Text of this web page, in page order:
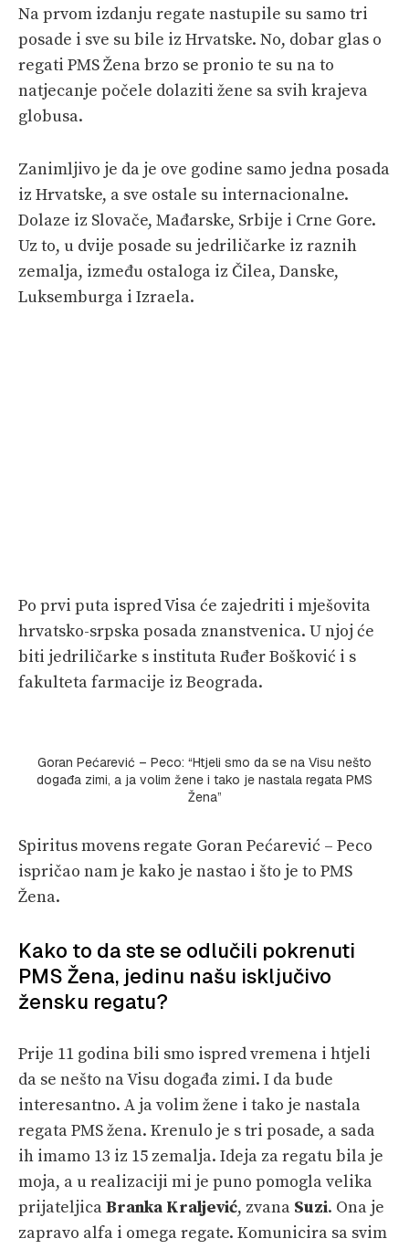
Na prvom izdanju regate nastupile su samo tri
posade i sve su bile iz Hrvatske. No, dobar glas o
regati PMS Žena brzo se pronio te su na to
natjecanje počele dolaziti žene sa svih krajeva
globusa.
Zanimljivo je da je ove godine samo jedna posada
iz Hrvatske, a sve ostale su internacionalne.
Dolaze iz Slovače, Mađarske, Srbije i Crne Gore.
Uz to, u dvije posade su jedriličarke iz raznih
zemalja, između ostaloga iz Čilea, Danske,
Luksemburga i Izraela.
Po prvi puta ispred Visa će zajedriti i mješovita
hrvatsko-srpska posada znanstvenica. U njoj će
biti jedriličarke s instituta Ruđer Bošković i s
fakulteta farmacije iz Beograda.
Goran Pećarević – Peco: “Htjeli smo da se na Visu nešto
događa zimi, a ja volim žene i tako je nastala regata PMS
Žena”
Spiritus movens regate Goran Pećarević – Peco
ispričao nam je kako je nastao i što je to PMS
Žena.
Kako to da ste se odlučili pokrenuti
PMS Žena, jedinu našu isključivo
žensku regatu?
Prije 11 godina bili smo ispred vremena i htjeli
da se nešto na Visu događa zimi. I da bude
interesantno. A ja volim žene i tako je nastala
regata PMS žena. Krenulo je s tri posade, a sada
ih imamo 13 iz 15 zemalja. Ideja za regatu bila je
moja, a u realizaciji mi je puno pomogla velika
prijateljicaBranka Kraljević, zvana Suzi. Ona je
zapravo alfa i omega regate. Komunicira sa svim